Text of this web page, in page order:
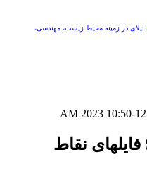
اپلای در زمینه محیط زیست، مهندسی،
10:50 AM
نحوه تهیه شیپ Shp فایلهای نقاط